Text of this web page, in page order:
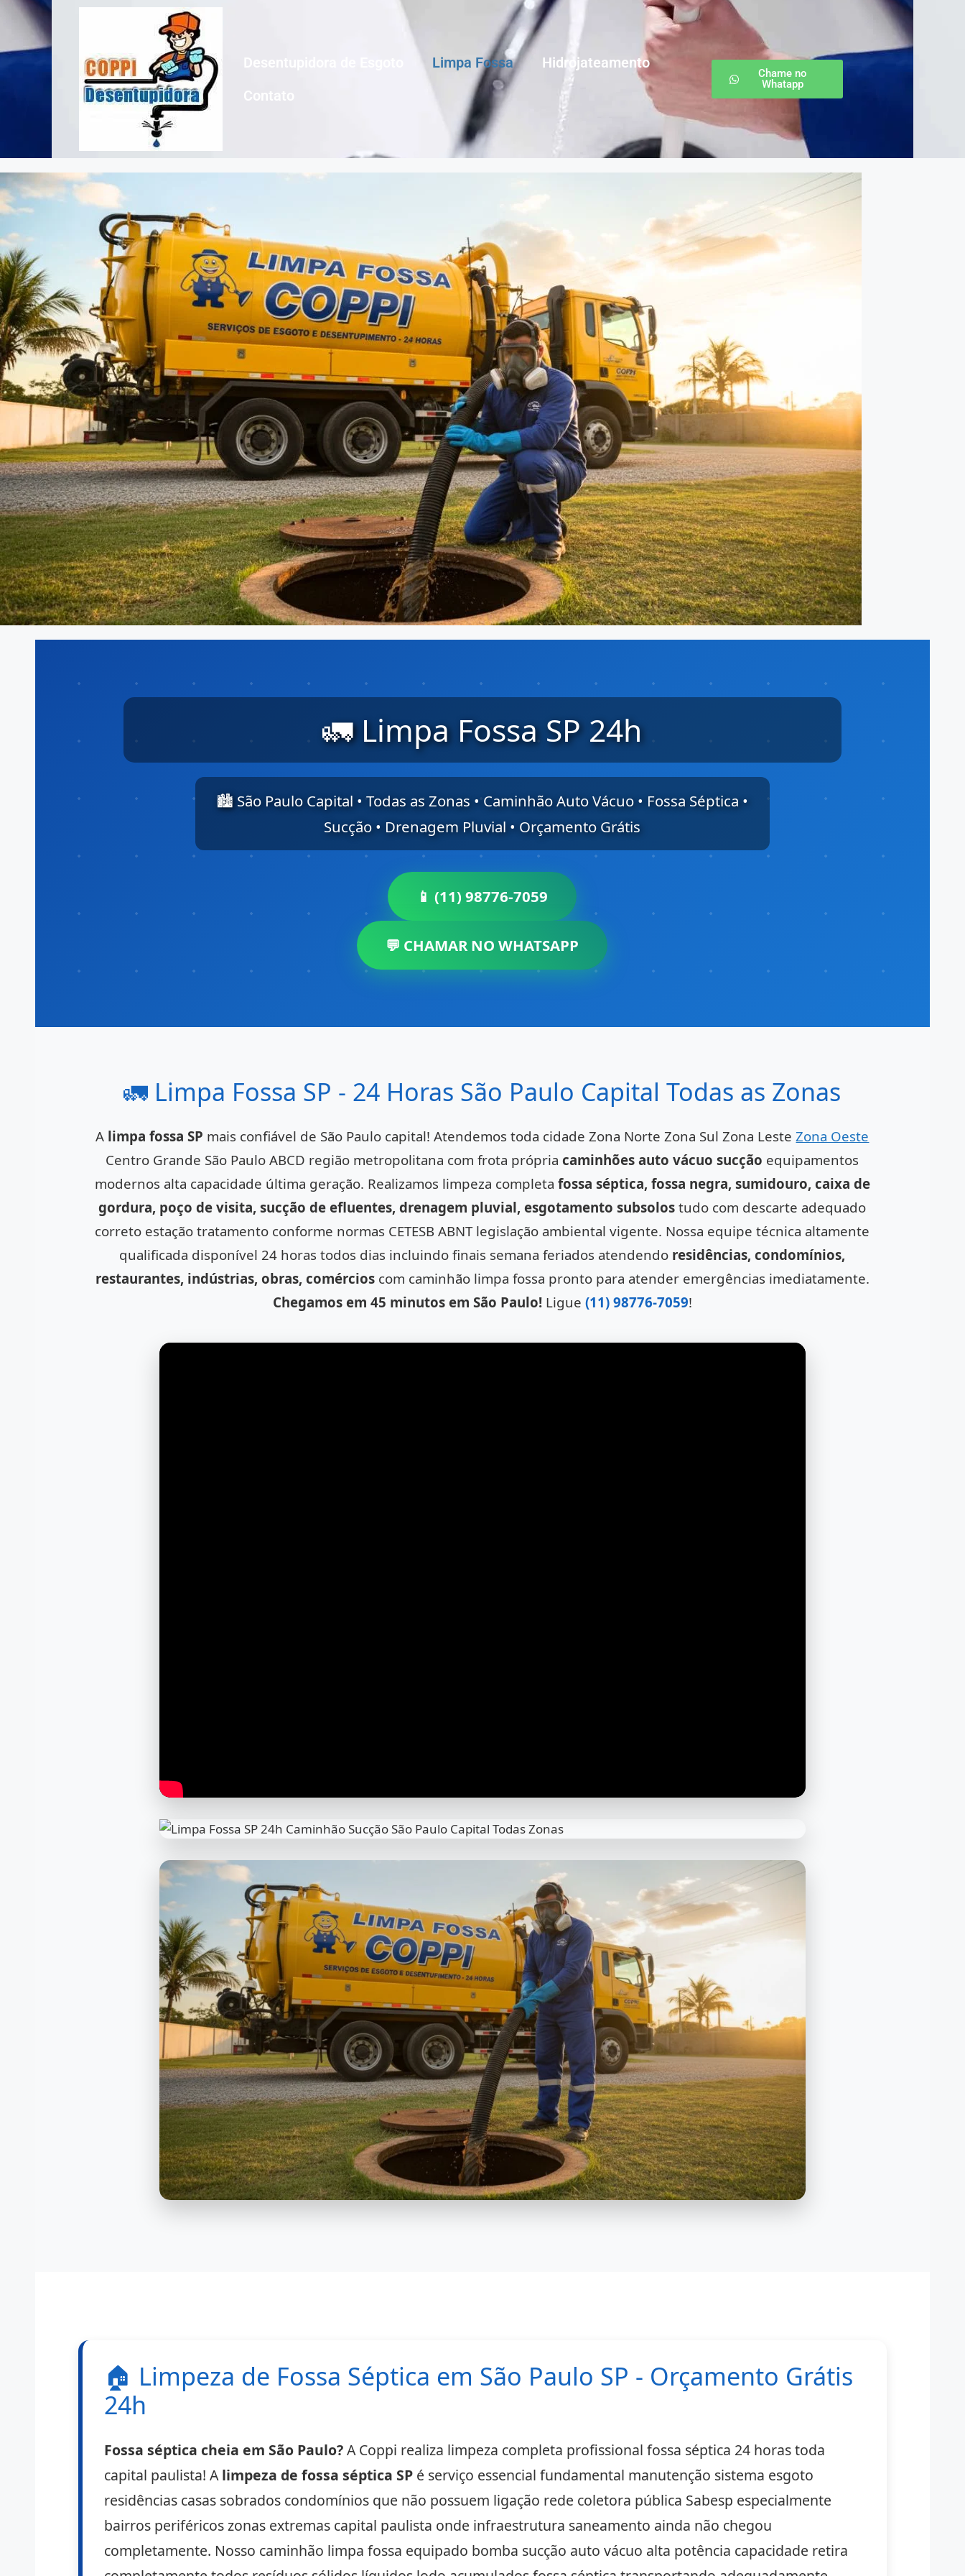
Limpa Fossa
Hidrojateamento
Chame no
Whatapp
🚛 Limpa Fossa SP 24h
🏙️ São Paulo Capital • Todas as Zonas • Caminhão Auto Vácuo • Fossa Séptica •
Sucção • Drenagem Pluvial • Orçamento Grátis
📱 (11) 98776-7059
💬 CHAMAR NO WHATSAPP
🚛 Limpa Fossa SP - 24 Horas São Paulo Capital Todas as Zonas
A limpa fossa SP mais confiável de São Paulo capital! Atendemos toda cidade Zona Norte Zona Sul Zona LesteZona Oeste
Centro Grande São Paulo ABCD região metropolitana com frota própriacaminhões auto vácuo sucção equipamentos
modernos alta capacidade última geração. Realizamos limpeza completa fossa séptica, fossa negra, sumidouro, caixa de
gordura, poço de visita, sucção de efluentes, drenagem pluvial, esgotamento subsolos tudo com descarte adequado
correto estação tratamento conforme normas CETESB ABNT legislação ambiental vigente. Nossa equipe técnica altamente
qualificada disponível 24 horas todos dias incluindo finais semana feriados atendendo residências, condomínios,
restaurantes, indústrias, obras, comércioscom caminhão limpa fossa pronto para atender emergências imediatamente.
Chegamos em 45 minutos em São Paulo!Ligue (11) 98776-7059!
🏠 Limpeza de Fossa Séptica em São Paulo SP - Orçamento Grátis
24h
Fossa séptica cheia em São Paulo?A Coppi realiza limpeza completa profissional fossa séptica 24 horas toda
capital paulista! Alimpeza de fossa séptica SP é serviço essencial fundamental manutenção sistema esgoto
residências casas sobrados condomínios que não possuem ligação rede coletora pública Sabesp especialmente
bairros periféricos zonas extremas capital paulista onde infraestrutura saneamento ainda não chegou
completamente. Nosso caminhão limpa fossa equipado bomba sucção auto vácuo alta potência capacidade retira